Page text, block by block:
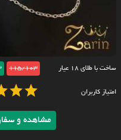
ساخت با طلای ۱۸ عیار 115/103
امتیاز کاربران
مشاهده و